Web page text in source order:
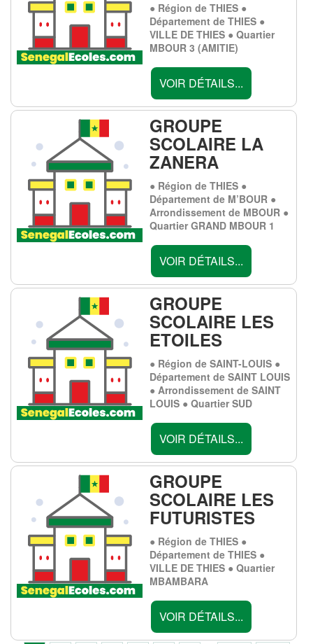
● Région de THIES ●
Département de THIES ●
VILLE DE THIES ● Quartier
MBOUR 3 (AMITIE)
VOIR DÉTAILS...
GROUPE
SCOLAIRE LA
ZANERA
● Région de THIES ●
Département de M’BOUR ●
Arrondissement de MBOUR ●
Quartier GRAND MBOUR 1
VOIR DÉTAILS...
GROUPE
SCOLAIRE LES
ETOILES
● Région de SAINT-LOUIS ●
Département de SAINT LOUIS
● Arrondissement de SAINT
LOUIS ● Quartier SUD
VOIR DÉTAILS...
GROUPE
SCOLAIRE LES
FUTURISTES
● Région de THIES ●
Département de THIES ●
VILLE DE THIES ● Quartier
MBAMBARA
VOIR DÉTAILS...